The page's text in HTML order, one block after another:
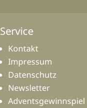
Service
Kontakt
Impressum
Datenschutz
Newsletter
Adventsgewinnspiel